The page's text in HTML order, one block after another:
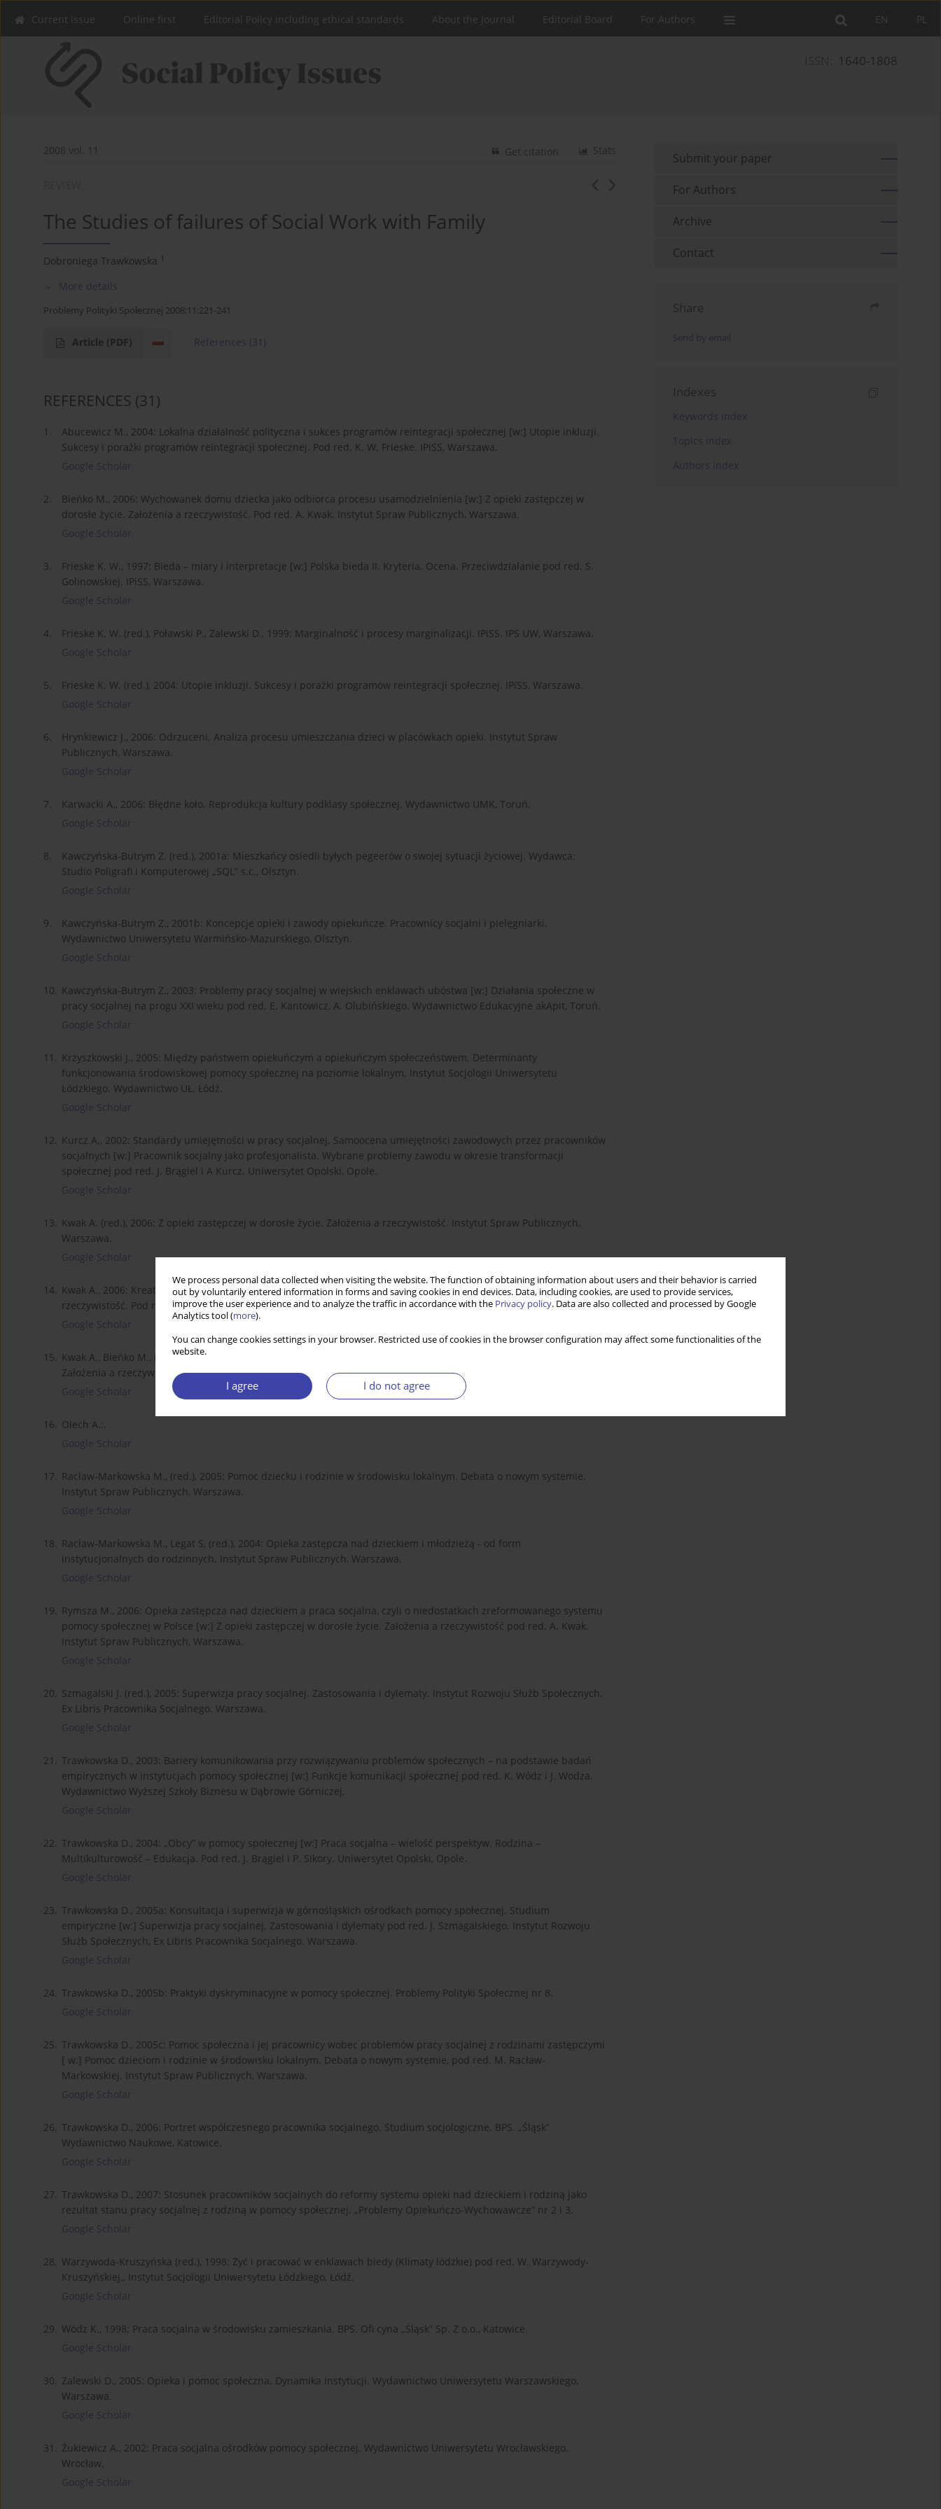
We process personal data collected when visiting the website. The function of obtaining information about users and their behavior is carried
out by voluntarily entered information in forms and saving cookies in end devices. Data, including cookies, are used to provide services,
improve the user experience and to analyze the traffic in accordance with the Privacy policy. Data are also collected and processed by Google
Analytics tool (more).
You can change cookies settings in your browser. Restricted use of cookies in the browser configuration may affect some functionalities of the
website.
I agree I do not agree
PL
EN
Current issue Online first Editorial Policy including ethical standards About the Journal Editorial Board For Authors
1640-1808
2008 vol. 11 Stats
Get citation
The Studies of failures of Social Work with Family
Dobroniega Trawkowska 1
More details
Problemy Polityki Społecznej 2008;11:221-241
Article (PDF) References (31)
REFERENCES (31)
1.
Abucewicz M., 2004: Lokalna działalność polityczna i sukces programów reintegracji społecznej [w:] Utopie inkluzji.
Sukcesy i porażki programów reintegracji społecznej. Pod red. K. W. Frieske. IPiSS, Warszawa.
Google Scholar
2.
Bieńko M., 2006: Wychowanek domu dziecka jako odbiorca procesu usamodzielnienia [w:] Z opieki zastępczej w
dorosłe życie. Założenia a rzeczywistość. Pod red. A. Kwak. Instytut Spraw Publicznych, Warszawa.
Google Scholar
3.
Frieske K. W., 1997: Bieda – miary i interpretacje [w:] Polska bieda II. Kryteria. Ocena. Przeciwdziałanie pod red. S.
Golinowskiej. IPiSS, Warszawa.
Google Scholar
4.
Frieske K. W. (red.), Poławski P., Zalewski D., 1999: Marginalność i procesy marginalizacji. IPiSS. IPS UW, Warszawa.
Google Scholar
5.
Frieske K. W. (red.), 2004: Utopie inkluzji. Sukcesy i porażki programów reintegracji społecznej. IPiSS, Warszawa.
Google Scholar
6.
Hrynkiewicz J., 2006: Odrzuceni. Analiza procesu umieszczania dzieci w placówkach opieki. Instytut Spraw
Publicznych, Warszawa.
Google Scholar
7.
Karwacki A., 2006: Błędne koło. Reprodukcja kultury podklasy społecznej. Wydawnictwo UMK, Toruń.
Google Scholar
8.
Kawczyńska-Butrym Z. (red.), 2001a: Mieszkańcy osiedli byłych pegeerów o swojej sytuacji życiowej. Wydawca:
Studio Poligrafi i Komputerowej „SQL” s.c., Olsztyn.
Google Scholar
9.
Kawczyńska-Butrym Z., 2001b: Koncepcje opieki i zawody opiekuńcze. Pracownicy socjalni i pielęgniarki.
Wydawnictwo Uniwersytetu Warmińsko-Mazurskiego, Olsztyn.
Google Scholar
10. Kawczyńska-Butrym Z., 2003: Problemy pracy socjalnej w wiejskich enklawach ubóstwa [w:] Działania społeczne w
pracy socjalnej na progu XXI wieku pod red. E. Kantowicz, A. Olubińskiego. Wydawnictwo Edukacyjne akApit, Toruń.
Google Scholar
11. Krzyszkowski J., 2005: Między państwem opiekuńczym a opiekuńczym społeczeństwem. Determinanty
funkcjonowania środowiskowej pomocy społecznej na poziomie lokalnym. Instytut Socjologii Uniwersytetu
Łódzkiego. Wydawnictwo UŁ. Łódź.
Google Scholar
12. Kurcz A., 2002: Standardy umiejętności w pracy socjalnej. Samoocena umiejętności zawodowych przez pracowników
socjalnych [w:] Pracownik socjalny jako profesjonalista. Wybrane problemy zawodu w okresie transformacji
społecznej pod red. J. Brągiel i A Kurcz. Uniwersytet Opolski, Opole.
Google Scholar
13. Kwak A. (red.), 2006: Z opieki zastępczej w dorosłe życie. Założenia a rzeczywistość. Instytut Spraw Publicznych,
Warszawa.
Google Scholar
14. Kwak A., 2006: Kreatorzy procesu usamodzielnienia [w:] Z opieki zastępczej w dorosłe życie. Założenia a
rzeczywistość. Pod red. A. Kwak. Instytut Spraw Publicznych, Warszawa.
Google Scholar
15. Kwak A., Bieńko M., Rosochacka M., Wideł E., 2006: Wnioski i rekomendacje [w:] Z opieki zastępczej w dorosłe życie.
Założenia a rzeczywistość. Pod red. A. Kwak. Instytut Spraw Publicznych, Warszawa.
Google Scholar
16. Olech A.:.
Google Scholar
17. Racław-Markowska M., (red.), 2005: Pomoc dziecku i rodzinie w środowisku lokalnym. Debata o nowym systemie.
Instytut Spraw Publicznych, Warszawa.
Google Scholar
18. Racław-Markowska M., Legat S, (red.), 2004: Opieka zastępcza nad dzieckiem i młodzieżą - od form
instytucjonalnych do rodzinnych. Instytut Spraw Publicznych, Warszawa.
Google Scholar
19. Rymsza M., 2006: Opieka zastępcza nad dzieckiem a praca socjalna, czyli o niedostatkach zreformowanego systemu
pomocy społecznej w Polsce [w:] Z opieki zastępczej w dorosłe życie. Założenia a rzeczywistość pod red. A. Kwak.
Instytut Spraw Publicznych, Warszawa.
Google Scholar
20. Szmagalski J. (red.), 2005: Superwizja pracy socjalnej. Zastosowania i dylematy. Instytut Rozwoju Służb Społecznych,
Ex Libris Pracownika Socjalnego. Warszawa.
Google Scholar
21. Trawkowska D., 2003: Bariery komunikowania przy rozwiązywaniu problemów społecznych – na podstawie badań
empirycznych w instytucjach pomocy społecznej [w:] Funkcje komunikacji społecznej pod red. K. Wódz i J. Wodza.
Wydawnictwo Wyższej Szkoły Biznesu w Dąbrowie Górniczej.
Google Scholar
22. Trawkowska D., 2004: „Obcy” w pomocy społecznej [w:] Praca socjalna – wielość perspektyw. Rodzina –
Multikulturowość – Edukacja. Pod red. J. Brągiel i P. Sikory. Uniwersytet Opolski, Opole.
Google Scholar
23. Trawkowska D., 2005a: Konsultacja i superwizja w górnośląskich ośrodkach pomocy społecznej. Studium
empiryczne [w:] Superwizja pracy socjalnej. Zastosowania i dylematy pod red. J. Szmagalskiego. Instytut Rozwoju
Służb Społecznych, Ex Libris Pracownika Socjalnego. Warszawa.
Google Scholar
24. Trawkowska D., 2005b: Praktyki dyskryminacyjne w pomocy społecznej. Problemy Polityki Społecznej nr 8.
Google Scholar
25. Trawkowska D., 2005c: Pomoc społeczna i jej pracownicy wobec problemów pracy socjalnej z rodzinami zastępczymi
[ w:] Pomoc dzieciom i rodzinie w środowisku lokalnym. Debata o nowym systemie, pod red. M. Racław-
Markowskiej. Instytut Spraw Publicznych, Warszawa.
Google Scholar
26. Trawkowska D., 2006: Portret współczesnego pracownika socjalnego. Studium socjologiczne. BPS. „Śląsk”
Wydawnictwo Naukowe, Katowice.
Google Scholar
27. Trawkowska D., 2007: Stosunek pracowników socjalnych do reformy systemu opieki nad dzieckiem i rodziną jako
rezultat stanu pracy socjalnej z rodziną w pomocy społecznej. „Problemy Opiekuńczo-Wychowawcze” nr 2 i 3.
Google Scholar
28. Warzywoda-Kruszyńska (red.), 1998: Żyć i pracować w enklawach biedy (Klimaty łódzkie) pod red. W. Warzywody-
Kruszyńskiej., Instytut Socjologii Uniwersytetu Łódzkiego, Łódź.
Google Scholar
29. Wódz K., 1998: Praca socjalna w środowisku zamieszkania. BPS. Ofi cyna „Śląsk” Sp. Z o.o., Katowice.
Google Scholar
30. Zalewski D., 2005: Opieka i pomoc społeczna. Dynamika instytucji. Wydawnictwo Uniwersytetu Warszawskiego,
Warszawa.
Google Scholar
31. Żukiewicz A., 2002: Praca socjalna ośrodków pomocy społecznej. Wydawnictwo Uniwersytetu Wrocławskiego.
Wrocław.
Google Scholar
Submit your paper
For Authors
Archive
Contact
Share
Send by email
Indexes
Keywords index
Topics index
Authors index